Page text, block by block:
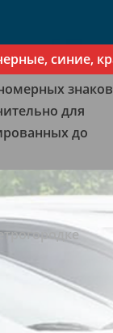
синие,
знаков
для
до